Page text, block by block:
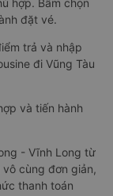
hợp. Bấm chọn
đặt vé.
trả và nhập
đi Vũng Tàu
và tiến hành
- Vĩnh Long từ
vô cùng đơn giản,
thanh toán